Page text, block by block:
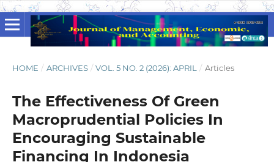
HOME / ARCHIVES / VOL. 5 NO. 2 (2026): APRIL / Articles
The Effectiveness Of Green
Macroprudential Policies In
Encouraging Sustainable
Financing In Indonesia